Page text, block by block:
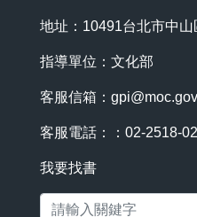
地址：10491台北市中
指導單位：文化部
客服信箱：
客服電話：：02-2518-
我要找書